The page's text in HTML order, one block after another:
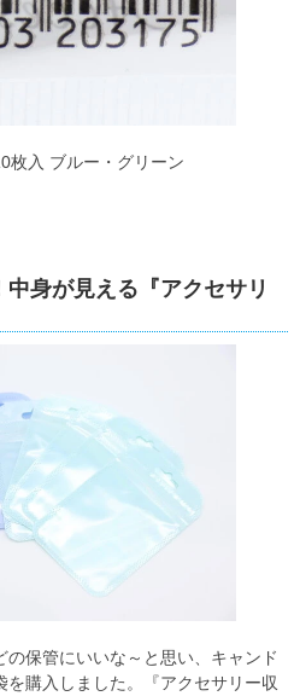
枚入 ブルー・グリーン
身が見える『アクセサリ
保管にいいな～と思い、キャンド
を購入しました。『アクセサリー収